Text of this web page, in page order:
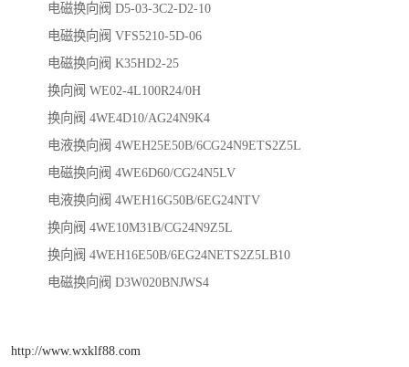
电磁换向阀 D5-03-3C2-D2-10
电磁换向阀 VFS5210-5D-06
电磁换向阀 K35HD2-25
换向阀 WE02-4L100R24/0H
换向阀 4WE4D10/AG24N9K4
电液换向阀 4WEH25E50B/6CG24N9ETS2Z5L
电磁换向阀 4WE6D60/CG24N5LV
电液换向阀 4WEH16G50B/6EG24NTV
换向阀 4WE10M31B/CG24N9Z5L
换向阀 4WEH16E50B/6EG24NETS2Z5LB10
电磁换向阀 D3W020BNJWS4
http://www.wxklf88.com